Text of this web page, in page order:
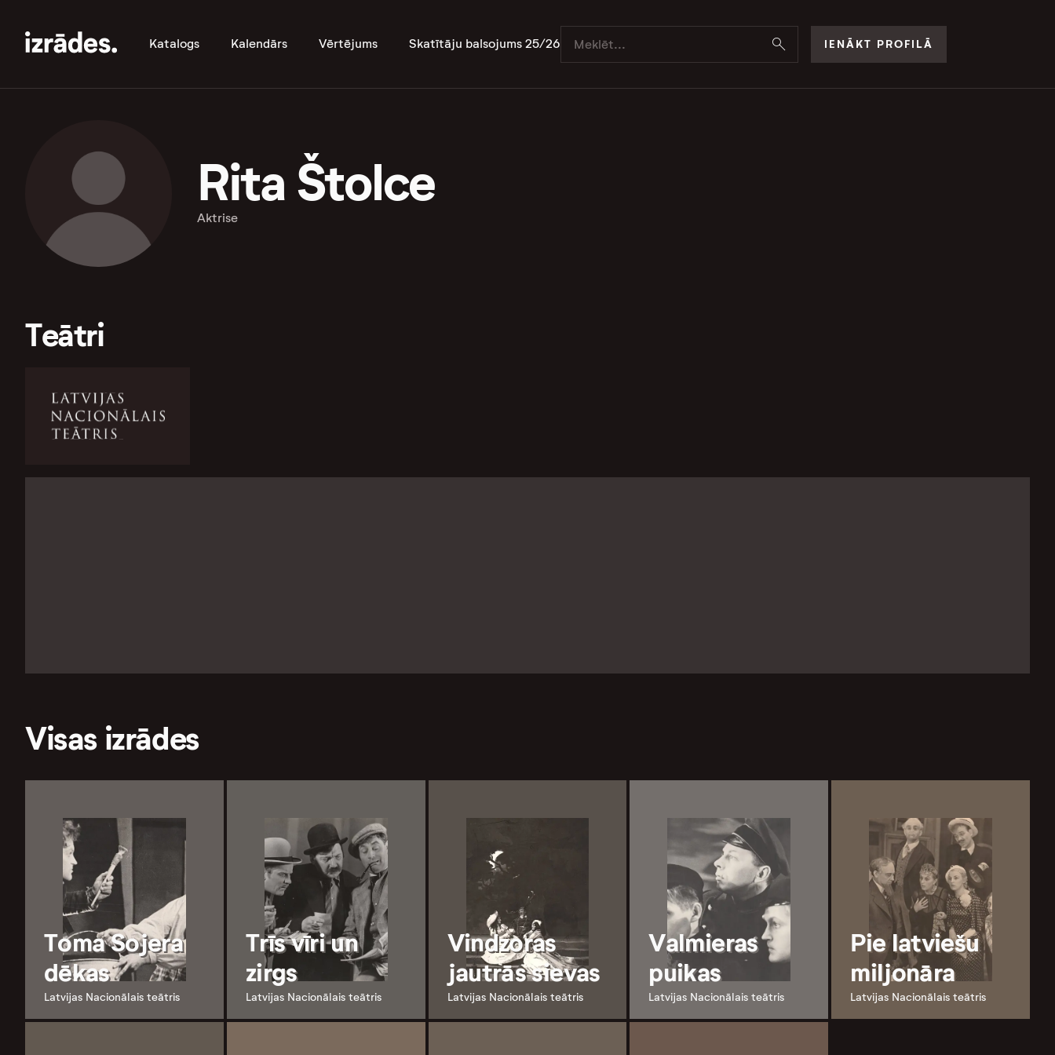
Katalogs Kalendārs Vērtējums Skatītāju balsojums 25/26 IENĀKT PROFILĀ
Rita Štolce
Aktrise
Teātri
Visas izrādes
Toma Sojera
dēkas
Latvijas Nacionālais teātris
Trīs vīri un
zirgs
Latvijas Nacionālais teātris
Vindzoras
jautrās sievas
Latvijas Nacionālais teātris
Valmieras
puikas
Latvijas Nacionālais teātris
Pie latviešu
miljonāra
Latvijas Nacionālais teātris